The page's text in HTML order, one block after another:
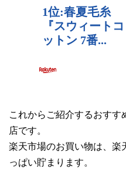
これからご紹介するおすす
店です。
楽天市場のお買い物は、楽
っぱい貯まります。